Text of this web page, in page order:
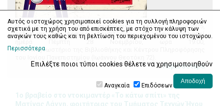
Η 2η για το ακαδημαϊκό έτος 2024-2025,
εκδήλωση της Λέσχης «ΛογΩΤέχνης», θα πραγματοποιηθεί
ημέρα Πέμπτη 28 Νοεμβρίου, ώρα 19:00,
στο Αναγνωστήριο της Βιβλιοθήκης και Κέντρου Πληροφόρησης
Περισσότερα
1ο βραβείο στο ντοκιμαντέρ «Το κάτω σπίτι» της
Ματίνας Λάγγη, φοιτήτριας του Τμήματος Τεχνών Ήχου
Αυτός ο ιστοχώρος χρησιμοποιεί cookies για τη συλλογή πληροφοριών
σχετικά με τη χρήση του από επισκέπτες, με στόχο την κάλυψη των
αναγκών τους καθώς και τη βελτίωση του περιεχομένου του ιστοχώρου.
Περισσότερα
Επιλέξτε ποιοι τύποι cookies θέλετε να χρησιμοποιηθούν
Αναγκαία Επιδόσεων